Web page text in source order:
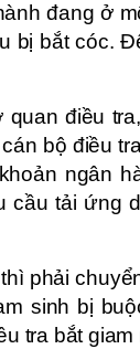
đang ở
bị bắt cóc.
quan điều
bộ điều
ngân
cầu tải ứng
phải
sinh bị
tra bắt